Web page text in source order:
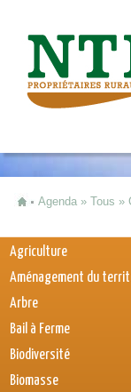
Agenda » Tous »
Agriculture
Aménagement du
Arbre
Bail à Ferme
Biodiversité
Biomasse